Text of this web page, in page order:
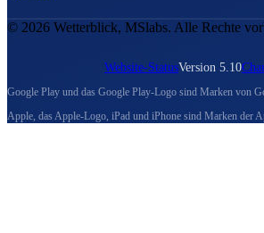
© 2026 Wetterblick, MSlabs. Alle Rechte
Website-StatusVersion 5.10
Google Play und das Google Play-Logo sind Marken von
Apple, das Apple-Logo, iPad und iPhone sind Marken der